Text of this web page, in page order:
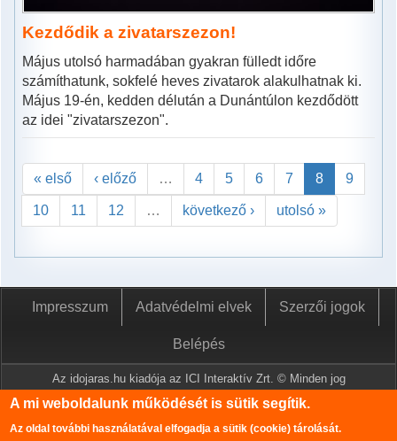
Kezdődik a zivatarszezon!
Május utolsó harmadában gyakran fülledt időre
számíthatunk, sokfelé heves zivatarok alakulhatnak ki.
Május 19-én, kedden délután a Dunántúlon kezdődött
az idei "zivatarszezon".
« első ‹ előző … 4 5 6 7 8 9
10 11 12 … következő › utolsó »
Impresszum Adatvédelmi elvek Szerzői jogok
Belépés
Az idojaras.hu kiadója az ICI Interaktív Zrt. © Minden jog
fenntartva.
szóló 1999. évi LXXVI. törvény értelmében az ICI Interaktív Zrt
A mi weboldalunk működését is sütik segítik.
Az oldal további használatával elfogadja a sütik (cookie) tárolását.